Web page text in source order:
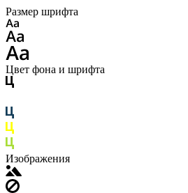
Размер шрифта
Цвет фона и шрифта
Изображения